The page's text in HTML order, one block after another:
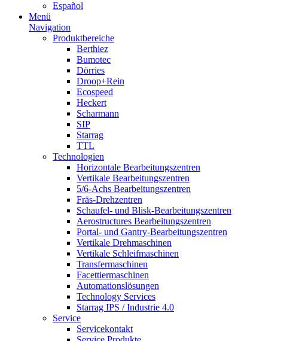
Español
Menü
Navigation
Produktbereiche
Berthiez
Bumotec
Dörries
Droop+Rein
Ecospeed
Heckert
Scharmann
SIP
Starrag
TTL
Technologien
Horizontale Bearbeitungszentren
Vertikale Bearbeitungszentren
5/6-Achs Bearbeitungszentren
Fräs-Drehzentren
Schaufel- und Blisk-Bearbeitungszentren
Aerostructures Bearbeitungszentren
Portal- und Gantry-Bearbeitungszentren
Vertikale Drehmaschinen
Vertikale Schleifmaschinen
Transfermaschinen
Facettiermaschinen
Automationslösungen
Technology Services
Starrag IPS / Industrie 4.0
Service
Servicekontakt